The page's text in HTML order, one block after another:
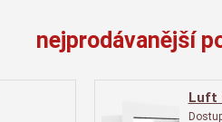
nejprodávanější
Luft